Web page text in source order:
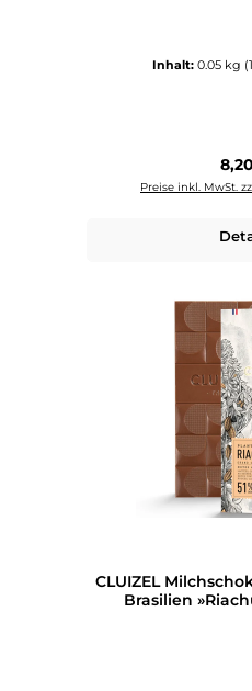
Inhalt: 0.05 kg
Preise inkl. MwSt.
CLUIZEL
Brasilien